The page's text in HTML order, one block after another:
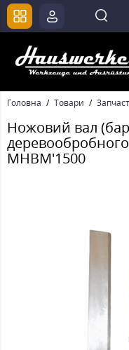
Головна Товари
Ножовий вал
деревообробного
MHBM'1500